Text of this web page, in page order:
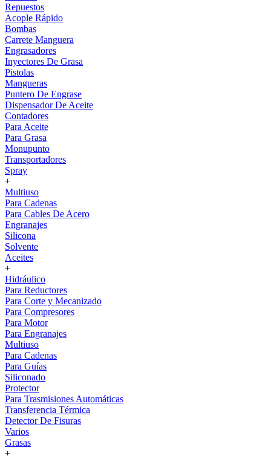
Repuestos
Acople Rápido
Bombas
Carrete Manguera
Engrasadores
Inyectores De Grasa
Pistolas
Mangueras
Puntero De Engrase
Dispensador De Aceite
Contadores
Para Aceite
Para Grasa
Monupunto
Transportadores
Spray
+
Multiuso
Para Cadenas
Para Cables De Acero
Engranajes
Silicona
Solvente
Aceites
+
Hidráulico
Para Reductores
Para Corte y Mecanizado
Para Compresores
Para Motor
Para Engranajes
Multiuso
Para Cadenas
Para Guías
Siliconado
Protector
Para Trasmisiones Automáticas
Transferencia Térmica
Detector De Fisuras
Varios
Grasas
+